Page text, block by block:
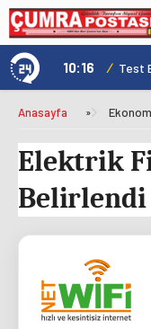
10:16 / Test
Anasayfa »
Elektrik
Belirlendi